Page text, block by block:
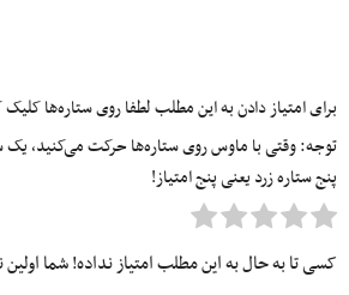
برای امتیاز دادن به این مطلب لطفا روی ستاره‌ها
توجه: وقتی با ماوس روی ستاره‌ها حرکت می‌کنید، یک
پنج ستاره زرد یعنی پنج امتیاز!
کسی تا به حال به این مطلب امتیاز نداده! شما اولین